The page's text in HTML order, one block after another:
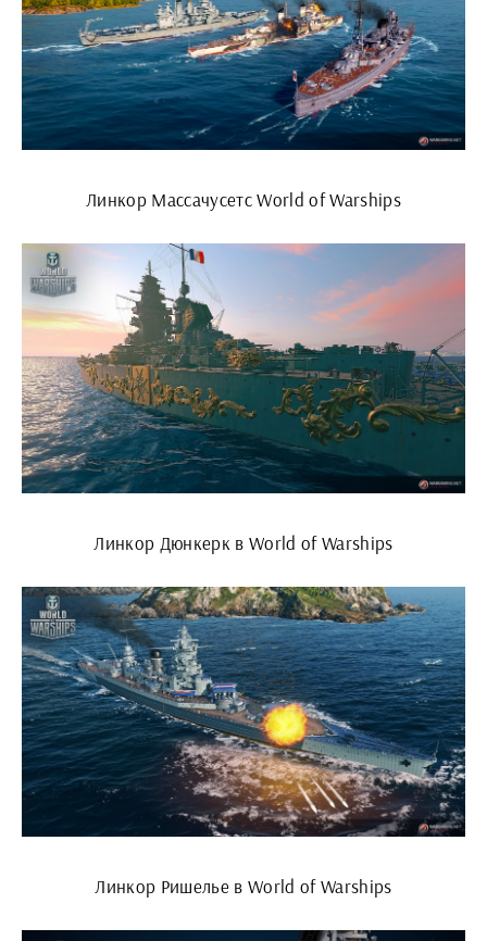
Линкор Массачусетс World of Warships
Линкор Дюнкерк в World of Warships
Линкор Ришелье в World of Warships